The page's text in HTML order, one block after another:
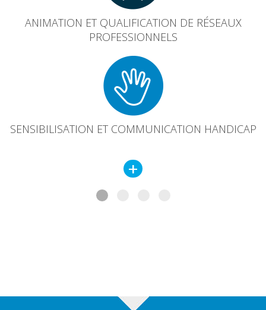
ANIMATION ET QUALIFICATION DE RÉSEAUX
PROFESSIONNELS
SENSIBILISATION ET COMMUNICATION HANDICAP
+